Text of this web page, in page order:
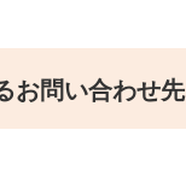
お問い合わせ先